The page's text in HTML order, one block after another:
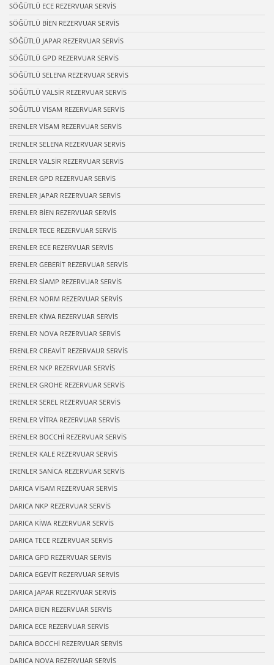
SÖĞÜTLÜ ECE REZERVUAR SERVİS
SÖĞÜTLÜ BİEN REZERVUAR SERVİS
SÖĞÜTLÜ JAPAR REZERVUAR SERVİS
SÖĞÜTLÜ GPD REZERVUAR SERVİS
SÖĞÜTLÜ SELENA REZERVUAR SERVİS
SÖĞÜTLÜ VALSİR REZERVUAR SERVİS
SÖĞÜTLÜ VİSAM REZERVUAR SERVİS
ERENLER VİSAM REZERVUAR SERVİS
ERENLER SELENA REZERVUAR SERVİS
ERENLER VALSİR REZERVUAR SERVİS
ERENLER GPD REZERVUAR SERVİS
ERENLER JAPAR REZERVUAR SERVİS
ERENLER BİEN REZERVUAR SERVİS
ERENLER TECE REZERVUAR SERVİS
ERENLER ECE REZERVUAR SERVİS
ERENLER GEBERİT REZERVUAR SERVİS
ERENLER SİAMP REZERVUAR SERVİS
ERENLER NORM REZERVUAR SERVİS
ERENLER KİWA REZERVUAR SERVİS
ERENLER NOVA REZERVUAR SERVİS
ERENLER CREAVİT REZERVAUR SERVİS
ERENLER NKP REZERVUAR SERVİS
ERENLER GROHE REZERVUAR SERVİS
ERENLER SEREL REZERVUAR SERVİS
ERENLER VİTRA REZERVUAR SERVİS
ERENLER BOCCHİ REZERVUAR SERVİS
ERENLER KALE REZERVUAR SERVİS
ERENLER SANİCA REZERVUAR SERVİS
DARICA VİSAM REZERVUAR SERVİS
DARICA NKP REZERVUAR SERVİS
DARICA KİWA REZERVUAR SERVİS
DARICA TECE REZERVUAR SERVİS
DARICA GPD REZERVUAR SERVİS
DARICA EGEVİT REZERVUAR SERVİS
DARICA JAPAR REZERVUAR SERVİS
DARICA BİEN REZERVUAR SERVİS
DARICA ECE REZERVUAR SERVİS
DARICA BOCCHİ REZERVUAR SERVİS
DARICA NOVA REZERVUAR SERVİS